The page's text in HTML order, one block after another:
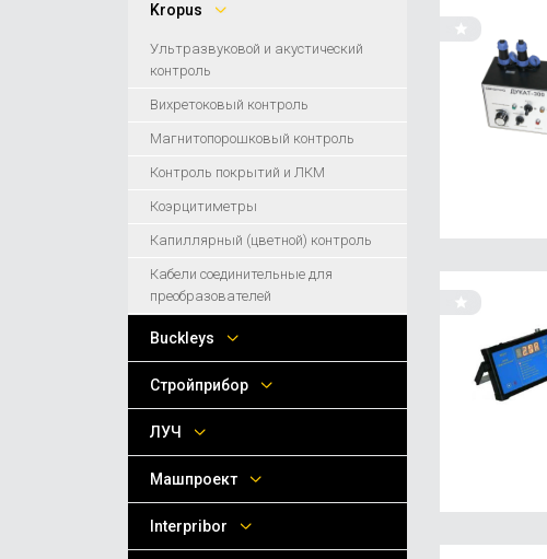
Kropus
Ультразвуковой и акустический
контроль
Вихретоковый контроль
Магнитопорошковый контроль
Контроль покрытий и ЛКМ
Коэрцитиметры
Капиллярный (цветной) контроль
Кабели соединительные для
преобразователей
Buckleys
Стройприбор
ЛУЧ
Машпроект
Interpribor